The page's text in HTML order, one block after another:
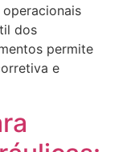
dos
permite
e